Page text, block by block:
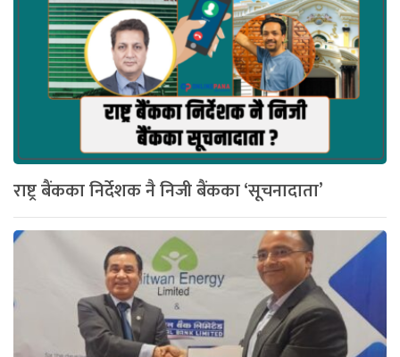
राष्ट्र बैंकका निर्देशक नै निजी बैंकका ‘सूचनादाता’